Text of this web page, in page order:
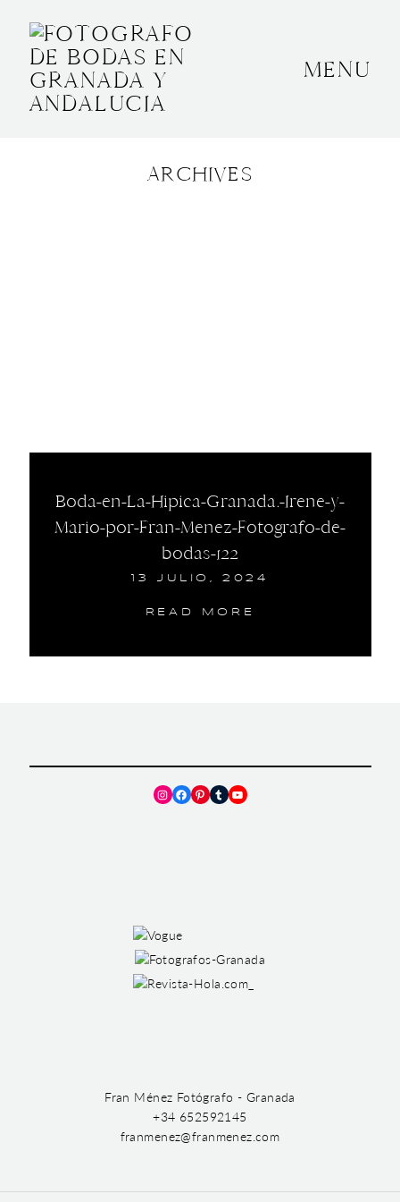
MENU
ARCHIVES
Boda-en-La-Hipica-Granada.-Irene-y-
Mario-por-Fran-Menez-Fotografo-de-
bodas-122
13 JULIO, 2024
READ MORE
BODAS
Instagram
Facebook
Pinterest
TumblrYouTube
Fran Ménez Fotógrafo - Granada
+34 652592145
franmenez@franmenez.com